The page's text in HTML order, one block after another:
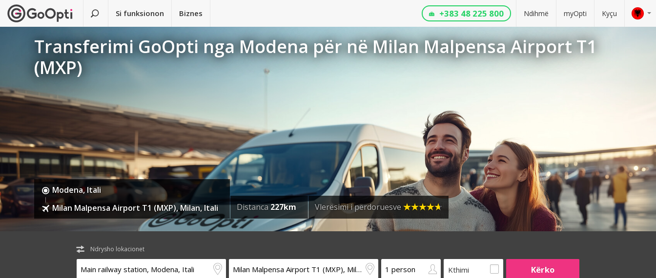
Si funksionon Biznes Ndihmë myOpti Kyçu
+383 48 225 800
Transferimi GoOpti nga Modena për në Milan Malpensa Airport T1
(MXP)
Modena, Itali
Milan Malpensa Airport T1 (MXP), Milan, Itali
Distanca227km Vlerësimi i përdoruesve
Ndrysho lokacionet
Kthimi